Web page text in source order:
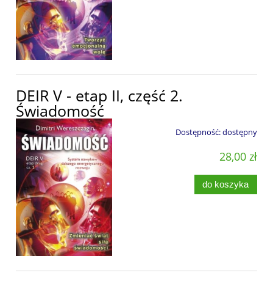
DEIR V - etap II, część 2.
Świadomość
Dostępność:dostępny
28,00 zł
do koszyka